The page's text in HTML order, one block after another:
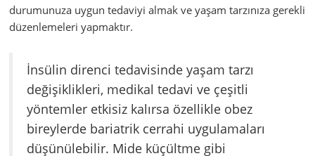
durumunuza uygun tedaviyi almak ve yaşam tarzınıza gerekli
düzenlemeleri yapmaktır.
İnsülin direnci tedavisinde yaşam tarzı
değişiklikleri, medikal tedavi ve çeşitli
yöntemler etkisiz kalırsa özellikle obez
bireylerde bariatrik cerrahi uygulamaları
düşünülebilir. Mide küçültme gibi